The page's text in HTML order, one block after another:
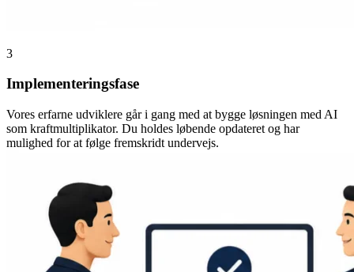
3
Implementeringsfase
Vores erfarne udviklere går i gang med at bygge løsningen med AI
som kraftmultiplikator. Du holdes løbende opdateret og har
mulighed for at følge fremskridt undervejs.